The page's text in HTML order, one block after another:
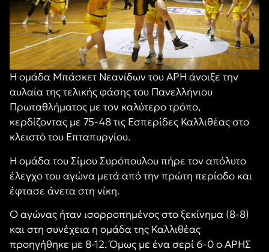
Η ομάδα Μπάσκετ Νεανίδων του ΑΡΗ άνοιξε την
αυλαία της τελικής φάσης του Πανελλήνιου
Πρωταθλήματος με τον καλύτερο τρόπο,
κερδίζοντας με 75-48 τις Εσπερίδες Καλλιθέας στο
κλειστό του Επταπυργίου.
Η ομάδα του Σίμου Συρόπουλου πήρε τον απόλυτο
έλεγχο του αγώνα μετά από την πρώτη περίοδο και
έφτασε άνετα στη νίκη.
Ο αγώνας ήταν ισορροπημένος στο ξεκίνημα (8-8)
και στη συνέχεια η ομάδα της Καλλιθέας
προηγήθηκε με 8-12. Όμως με ένα σερί 6-0 ο ΑΡΗΣ